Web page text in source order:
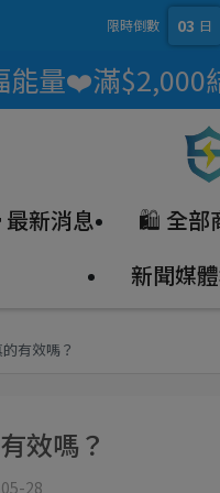
限時倒數 03 日
能量❤️滿$2,000
最新消息 🛍️ 全部
新聞媒
有效嗎？
效嗎？
28